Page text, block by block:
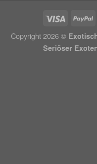
Copyright 2026 ©
Seriöser